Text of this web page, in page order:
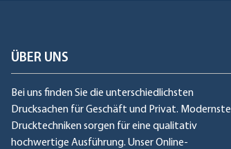
ÜBER UNS
Bei uns finden Sie die unterschiedlichsten
Drucksachen für Geschäft und Privat. Modernste
Drucktechniken sorgen für eine qualitativ
hochwertige Ausführung. Unser Online-